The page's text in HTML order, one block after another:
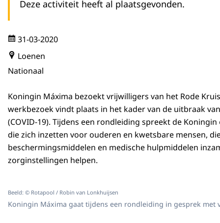
Deze activiteit heeft al plaatsgevonden.
31-03-2020
Loenen
Nationaal
Koningin Máxima bezoekt vrijwilligers van het Rode
werkbezoek vindt plaats in het kader van de uitbraak
(COVID-19). Tijdens een rondleiding spreekt de
die zich inzetten voor ouderen en kwetsbare mensen,
beschermingsmiddelen en medische hulpmiddelen
zorginstellingen helpen.
Beeld: © Rotapool / Robin van Lonkhuijsen
Koningin Máxima gaat tijdens een rondleiding in gesprek